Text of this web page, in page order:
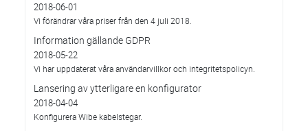
2018-06-01
Vi förändrar våra priser från den 4 juli 2018.
Information gällande GDPR
2018-05-22
Vi har uppdaterat våra användarvillkor och integritetspolicyn.
Lansering av ytterligare en konfigurator
2018-04-04
Konfigurera Wibe kabelstegar.